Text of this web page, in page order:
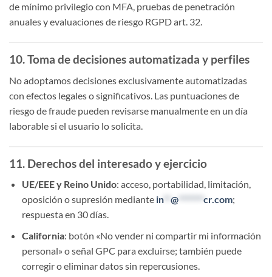
de mínimo privilegio con MFA, pruebas de penetración
anuales y evaluaciones de riesgo RGPD art. 32.
10. Toma de decisiones automatizada y perfiles
No adoptamos decisiones exclusivamente automatizadas
con efectos legales o significativos. Las puntuaciones de
riesgo de fraude pueden revisarse manualmente en un día
laborable si el usuario lo solicita.
11. Derechos del interesado y ejercicio
UE/EEE y Reino Unido: acceso, portabilidad, limitación,
oposición o supresión mediante in** @******* cr.com;
respuesta en 30 días.
California: botón «No vender ni compartir mi información
personal» o señal GPC para excluirse; también puede
corregir o eliminar datos sin repercusiones.